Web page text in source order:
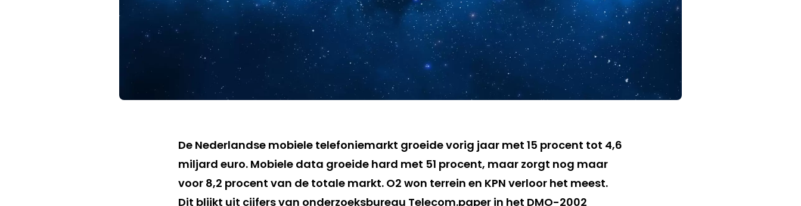
De Nederlandse mobiele telefoniemarkt groeide vorig jaar met 15 procent tot 4,6
miljard euro. Mobiele data groeide hard met 51 procent, maar zorgt nog maar
voor 8,2 procent van de totale markt. O2 won terrein en KPN verloor het meest.
Dit blijkt uit cijfers van onderzoeksbureau Telecom.paper in het DMO-2002